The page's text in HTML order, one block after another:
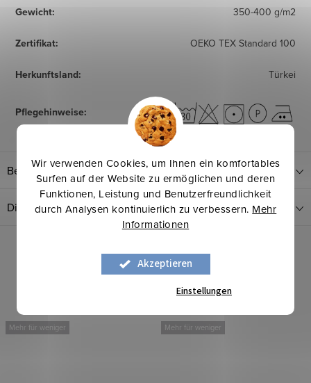
Wir verwenden Cookies, um Ihnen ein komfortables
Surfen auf der Website zu ermöglichen und deren
Funktionen, Leistung und Benutzerfreundlichkeit
durch Analysen kontinuierlich zu verbessern. Mehr
Informationen
Akzeptieren
Einstellungen
Gewicht: 350-400 g/m2
Zertifikat: OEKO TEX Standard 100
Herkunftsland: Türkei
Pflegehinweise:
Bewertung
Diskussion
Verwandte Produkte
Mehr für weniger Mehr für weniger